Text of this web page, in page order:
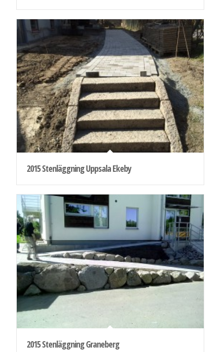
2015 Stenläggning Uppsala Ekeby
2015 Stenläggning Graneberg